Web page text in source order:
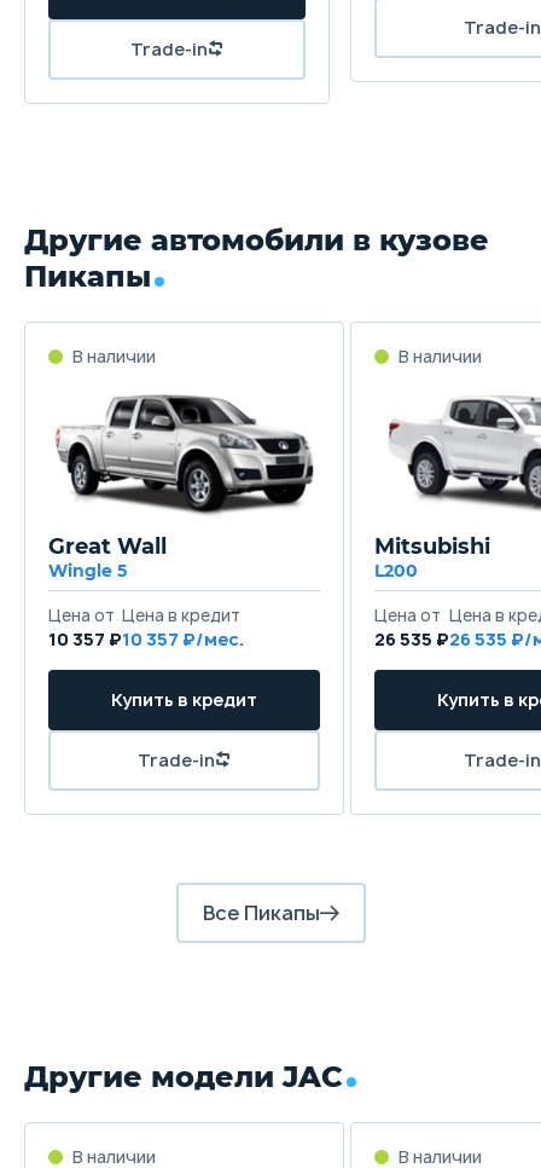
210 мм
Масса
Трансмиссия
Автоматическая
Привод
Передняя подвеска
Независимая пружинная на двойных поперечных
стабилизаторами поперечной устойчивости
Задняя подвеска
Зависимая рессорная c гидравлическими
многорычажная Мультилинк
Передние тормоза
Дисковые вентилируемые
Задние тормоза
Дисковые
Другие автомобили в кузове
Пикапы
В наличии
Great Wall
Wingle 5
Цена от
10 357 ₽
Цена в кредит
10 357 ₽/мес.
Купить в кредит
Trade-in
В наличии
Mitsubishi
L200
Цена от
26 535 ₽
Цена в
26 535 ₽/
Купить в
Trade-in
Все Пикапы
Другие модели JAC
В наличии В наличии